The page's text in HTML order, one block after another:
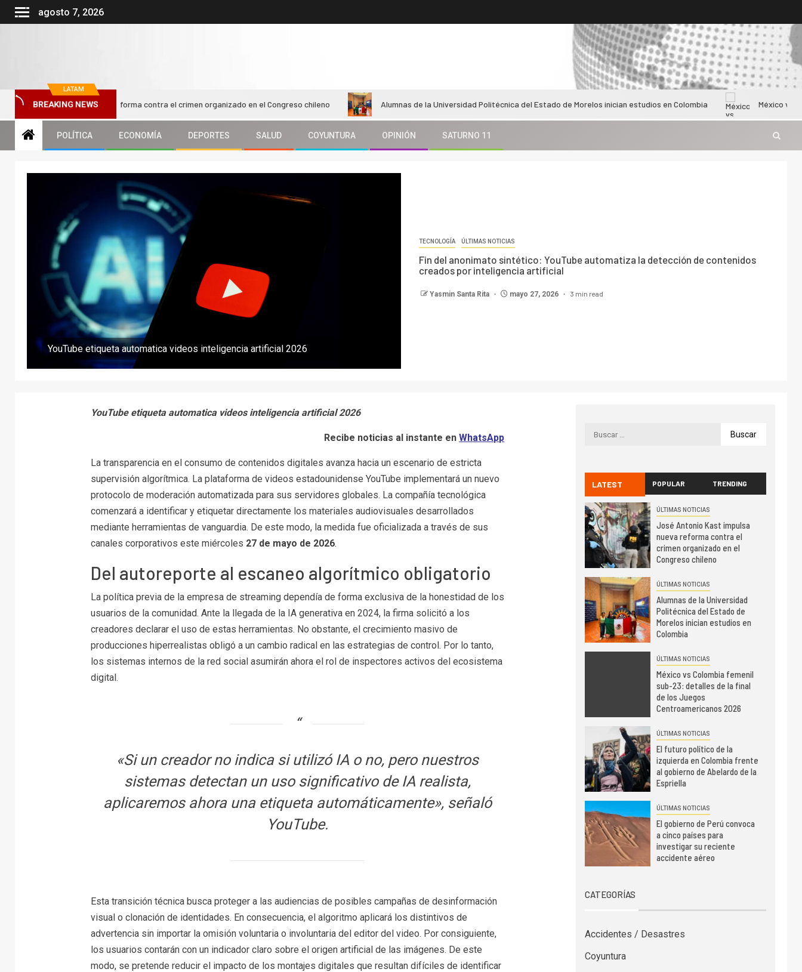
agosto 7, 2026
LATAM
BREAKING NEWS
impulsa nueva reforma contra el crimen organizado en el Congreso chileno Alumnas de la Universidad Politécnica del Estado de Morelos inician estudios en Colombia México vs Colombia
POLÍTICA ECONOMÍA DEPORTES SALUD COYUNTURA OPINIÓN SATURNO 11
YouTube etiqueta automatica videos inteligencia artificial 2026
TECNOLOGÍA ÚLTIMAS NOTICIAS
Fin del anonimato sintético: YouTube automatiza la detección de contenidos
creados por inteligencia artificial
Yasmin Santa Rita mayo 27, 2026 3 min read
YouTube etiqueta automatica videos inteligencia artificial 2026
Recibe noticias al instante enWhatsApp
La transparencia en el consumo de contenidos digitales avanza hacia un escenario de estricta
supervisión algorítmica. La plataforma de videos estadounidense YouTube implementará un nuevo
protocolo de moderación automatizada para sus servidores globales. La compañía tecnológica
comenzará a identificar y etiquetar directamente los materiales audiovisuales desarrollados
mediante herramientas de vanguardia. De este modo, la medida fue oficializada a través de sus
canales corporativos este miércoles 27 de mayo de 2026.
Del autoreporte al escaneo algorítmico obligatorio
La política previa de la empresa de streaming dependía de forma exclusiva de la honestidad de los
usuarios de la comunidad. Ante la llegada de la IA generativa en 2024, la firma solicitó a los
creadores declarar el uso de estas herramientas. No obstante, el crecimiento masivo de
producciones hiperrealistas obligó a un cambio radical en las estrategias de control. Por lo tanto,
los sistemas internos de la red social asumirán ahora el rol de inspectores activos del ecosistema
digital.
«Si un creador no indica si utilizó IA o no, pero nuestros
sistemas detectan un uso significativo de IA realista,
aplicaremos ahora una etiqueta automáticamente», señaló
YouTube.
Esta transición técnica busca proteger a las audiencias de posibles campañas de desinformación
visual o clonación de identidades. En consecuencia, el algoritmo aplicará los distintivos de
advertencia sin importar la omisión voluntaria o involuntaria del editor del video. Por consiguiente,
los usuarios contarán con un indicador claro sobre el origen artificial de las imágenes. De este
modo, se pretende reducir el impacto de los montajes digitales que resultan difíciles de identificar
LATEST POPULAR TRENDING
ÚLTIMAS NOTICIAS
José Antonio Kast impulsa
nueva reforma contra el
crimen organizado en el
Congreso chileno
ÚLTIMAS NOTICIAS
Alumnas de la Universidad
Politécnica del Estado de
Morelos inician estudios en
Colombia
ÚLTIMAS NOTICIAS
México vs Colombia femenil
sub-23: detalles de la final
de los Juegos
Centroamericanos 2026
ÚLTIMAS NOTICIAS
El futuro político de la
izquierda en Colombia frente
al gobierno de Abelardo de la
Espriella
ÚLTIMAS NOTICIAS
El gobierno de Perú convoca
a cinco países para
investigar su reciente
accidente aéreo
CATEGORÍAS
Accidentes / Desastres
Coyuntura